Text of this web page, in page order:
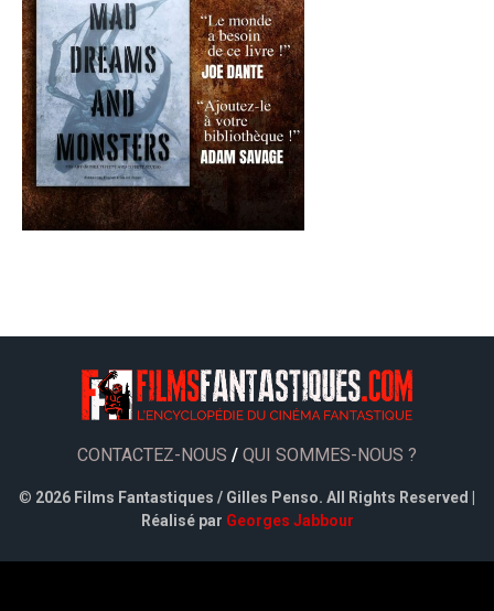
CONTACTEZ-NOUS / QUI SOMMES-NOUS ?
© 2026 Films Fantastiques / Gilles Penso. All Rights Reserved |
Réalisé par Georges Jabbour